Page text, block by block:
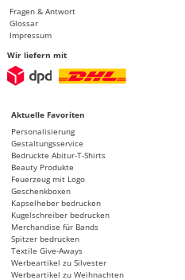
Fragen & Antwort
Glossar
Impressum
Wir liefern mit
Aktuelle Favoriten
Personalisierung
Gestaltungsservice
Bedruckte Abitur-T-Shirts
Beauty Produkte
Feuerzeug mit Logo
Geschenkboxen
Kapselheber bedrucken
Kugelschreiber bedrucken
Merchandise für Bands
Spitzer bedrucken
Textile Give-Aways
Werbeartikel zu Silvester
Werbeartikel zu Weihnachten